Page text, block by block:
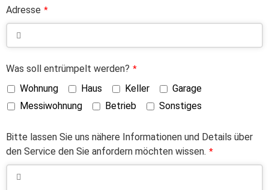
Adresse *
Was soll entrümpelt werden? *
Wohnung Haus Keller
Garage
Messiwohnung
Betrieb Sonstiges
Bitte lassen Sie uns nähere Informationen und Details über
den Service den Sie anfordern möchten wissen. *